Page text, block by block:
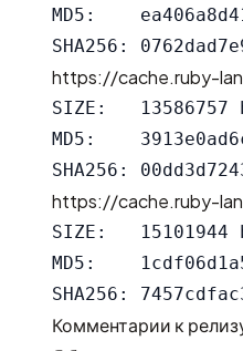
MD5:
https://cache.ruby-
SIZE:   13586757
MD5:
https://cache.ruby-
SIZE:   15101944
MD5:
Комментарии к